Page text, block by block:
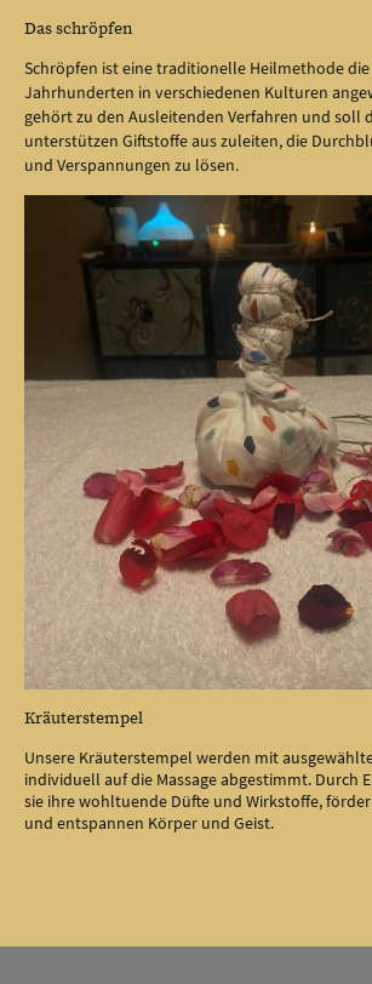
Das schröpfen
Schröpfen ist eine traditionelle Heilmethode
Jahrhunderten in verschiedenen Kulturen
gehört zu den Ausleitenden Verfahren und soll
unterstützen Giftstoffe aus zuleiten, die
und Verspannungen zu lösen.
Kräuterstempel
Unsere Kräuterstempel werden mit
individuell auf die Massage abgestimmt. Durch
sie ihre wohltuende Düfte und Wirkstoffe,
und entspannen Körper und Geist.